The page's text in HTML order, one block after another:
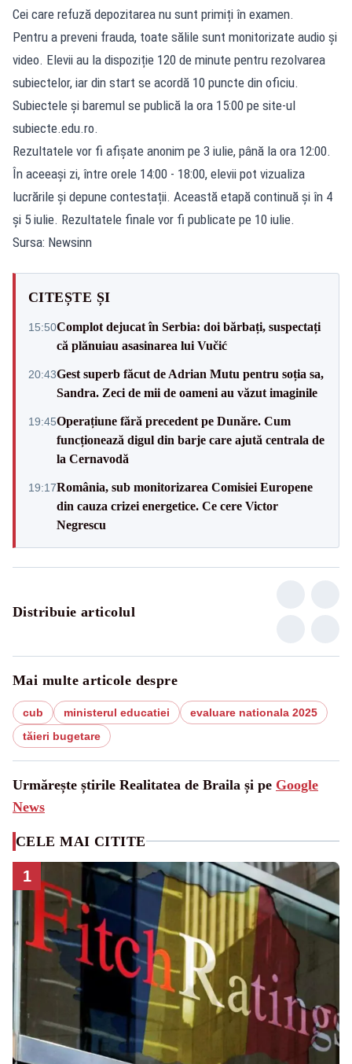
Cei care refuză depozitarea nu sunt primiți în examen.
Pentru a preveni frauda, toate sălile sunt monitorizate audio și
video. Elevii au la dispoziție 120 de minute pentru rezolvarea
subiectelor, iar din start se acordă 10 puncte din oficiu.
Subiectele și baremul se publică la ora 15:00 pe site-ul
subiecte.edu.ro.
Rezultatele vor fi afișate anonim pe 3 iulie, până la ora 12:00.
În aceeași zi, între orele 14:00 - 18:00, elevii pot vizualiza
lucrările și depune contestații. Această etapă continuă și în 4
și 5 iulie. Rezultatele finale vor fi publicate pe 10 iulie.
Sursa: Newsinn
CITEȘTE ȘI
15:50Complot dejucat în Serbia: doi bărbați, suspectați
că plănuiau asasinarea lui Vučić
20:43Gest superb făcut de Adrian Mutu pentru soția sa,
Sandra. Zeci de mii de oameni au văzut imaginile
19:45Operațiune fără precedent pe Dunăre. Cum
funcționează digul din barje care ajută centrala de
la Cernavodă
19:17România, sub monitorizarea Comisiei Europene
din cauza crizei energetice. Ce cere Victor
Negrescu
Distribuie articolul
Mai multe articole despre
cub ministerul educatiei
evaluare nationala 2025
tăieri bugetare
Urmărește știrile Realitatea de Braila și pe Google
News
CELE MAI CITITE
1